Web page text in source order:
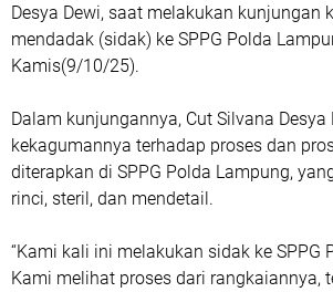
Desya Dewi, saat melakukan kunjungan
mendadak (sidak) ke SPPG Polda
Kamis(9/10/25).
Dalam kunjungannya, Cut Silvana
kekagumannya terhadap proses dan
diterapkan di SPPG Polda Lampung,
rinci, steril, dan mendetail.
“Kami kali ini melakukan sidak ke SPPG
Kami melihat proses dari rangkaiannya,